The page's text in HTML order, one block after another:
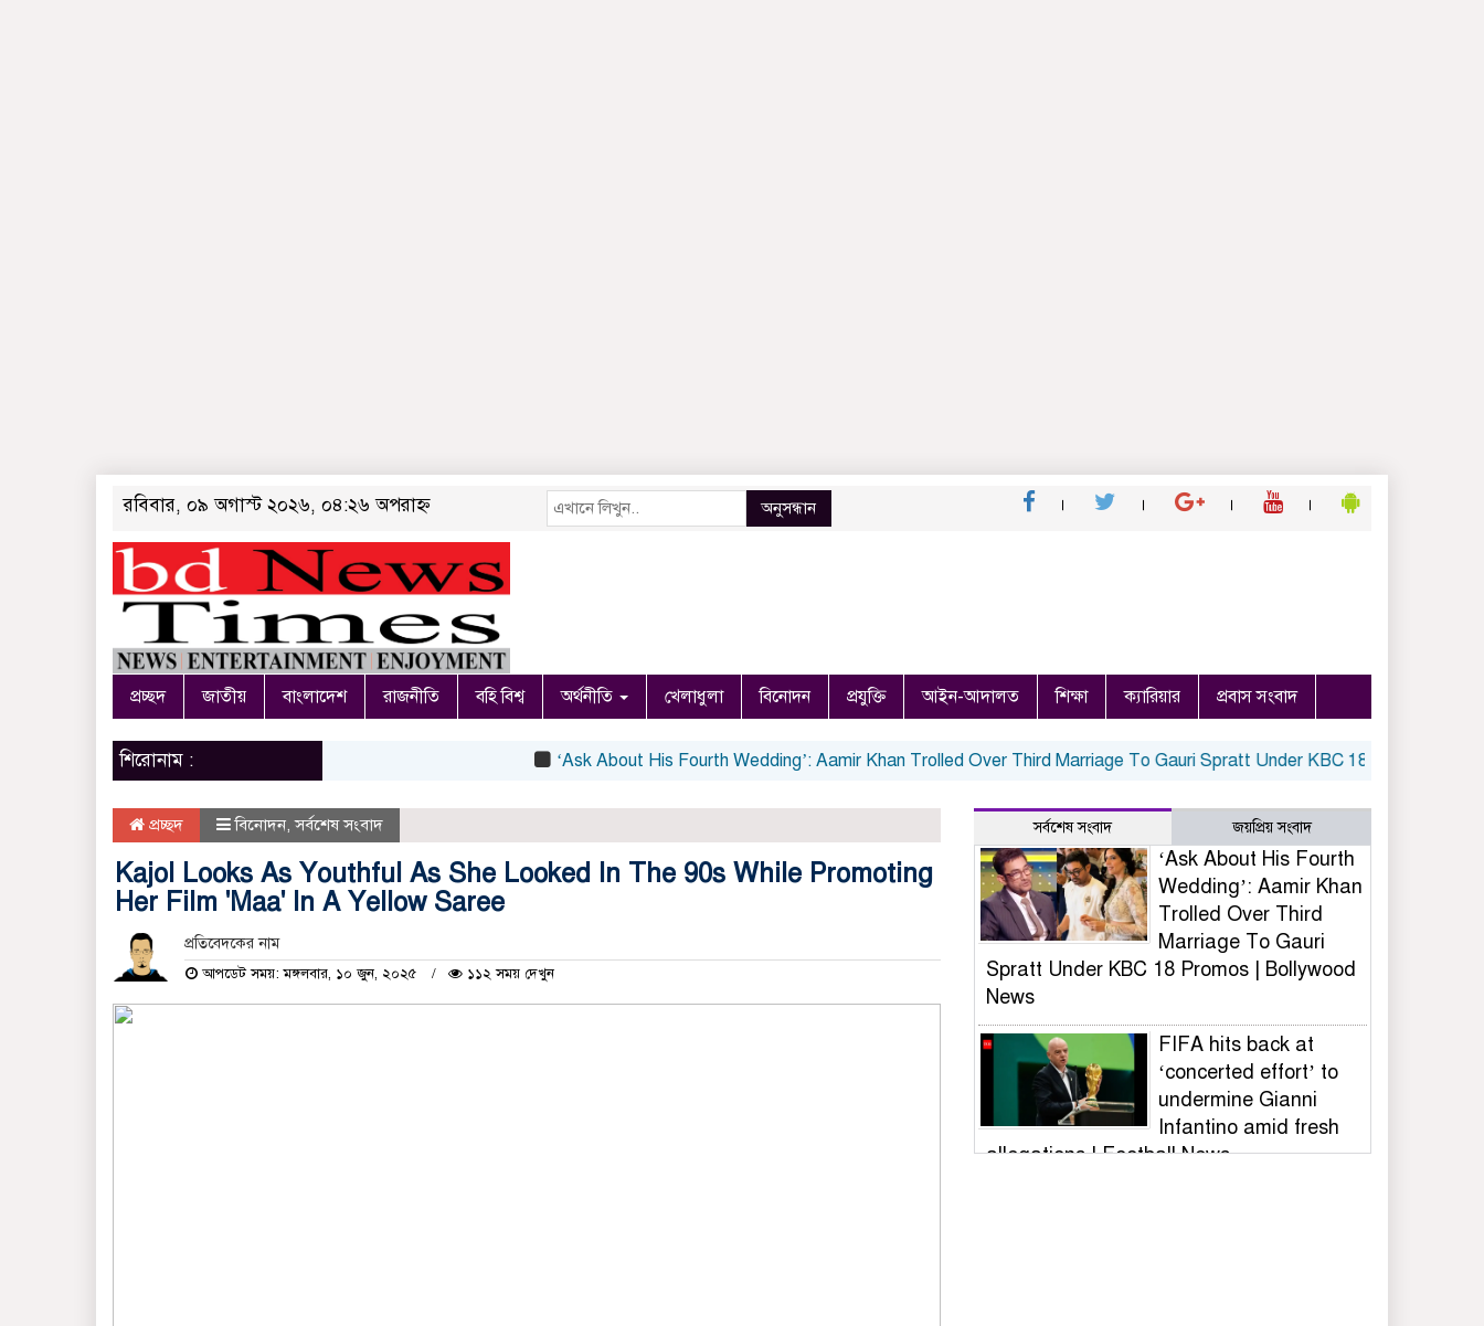
রবিবার, ০৯ অগাস্ট ২০২৬, ০৪:২৬ অপরাহ্ন অনুসন্ধান
প্রচ্ছদ জাতীয় বাংলাদেশ রাজনীতি বহি বিশ্ব অর্থনীতি খেলাধুলা বিনোদন প্রযুক্তি আইন-আদালত শিক্ষা ক্যারিয়ার প্রবাস সংবাদ
শিরোনাম : ‘Ask About His Fourth Wedding’: Aamir Khan Trolled Over Third Marriage To Gauri Spratt Under KBC 18 Promos |
প্রচ্ছদ বিনোদন,সর্বশেষ সংবাদ
Kajol Looks As Youthful As She Looked In The 90s While Promoting
Her Film 'Maa' In A Yellow Saree
প্রতিবেদকের নাম
আপডেট সময়: মঙ্গলবার, ১০ জুন, ২০২৫ ১১২ সময় দেখুন
সর্বশেষ সংবাদ জয়প্রিয় সংবাদ
‘Ask About His Fourth
Wedding’: Aamir Khan
Trolled Over Third
Marriage To Gauri
Spratt Under KBC 18 Promos | Bollywood
News
FIFA hits back at
‘concerted effort’ to
undermine Gianni
Infantino amid fresh
allegations | Football News